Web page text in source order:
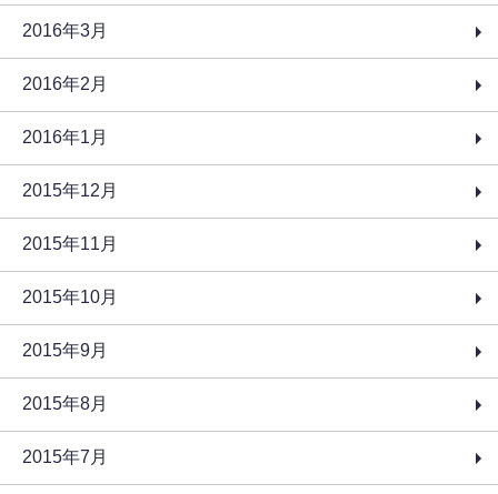
2016年3月
2016年2月
2016年1月
2015年12月
2015年11月
2015年10月
2015年9月
2015年8月
2015年7月